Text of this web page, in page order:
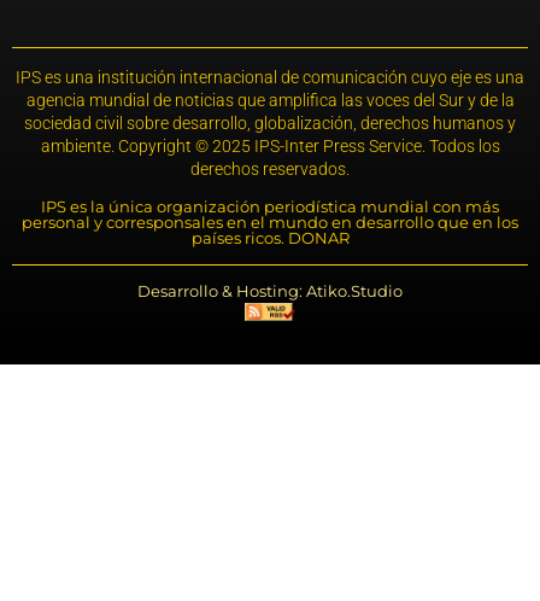
IPS es una institución internacional de comunicación cuyo eje es una
agencia mundial de noticias que amplifica las voces del Sur y de la
sociedad civil sobre desarrollo, globalización, derechos humanos y
ambiente. Copyright © 2025 IPS-Inter Press Service. Todos los
derechos reservados.
IPS es la única organización periodística mundial con más
personal y corresponsales en el mundo en desarrollo que en los
países ricos. DONAR
Desarrollo & Hosting: Atiko.Studio